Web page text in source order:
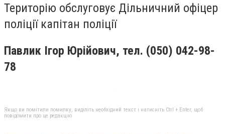
Територію обслуговує Дільничний офіцер
поліції капітан поліції
Павлик Ігор Юрійович, тел. (050) 042-98-
78
Якщо ви помітили помилку, виділіть необхідний текст і натисніть Ctrl + Enter, щоб
повідомити про це редакцію